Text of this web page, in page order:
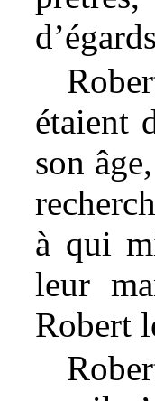
étaient
son
à qui
leur
Robert